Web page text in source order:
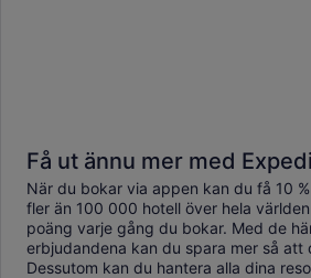
Få ut ännu mer med
När du bokar via appen kan du få 10
fler än 100 000 hotell över hela
poäng varje gång du bokar. Med de
erbjudandena kan du spara mer så att
Dessutom kan du hantera alla dina